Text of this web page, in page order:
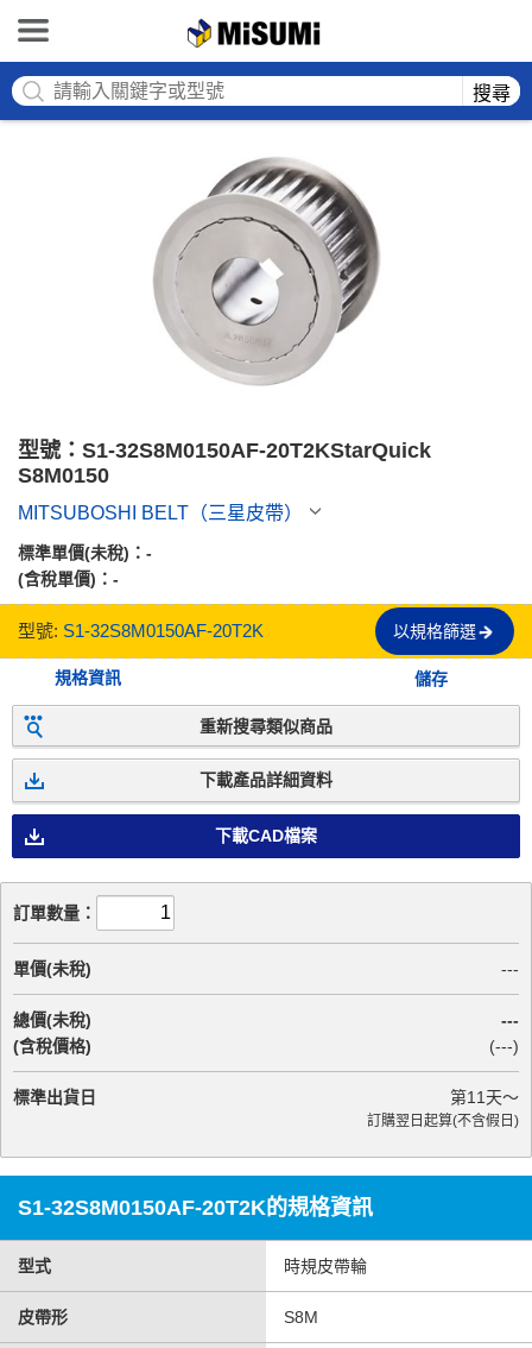
搜尋
型號：S1-32S8M0150AF-20T2KStarQuick
S8M0150
MITSUBOSHI BELT（三星皮帶）
標準單價(未稅)： -
(含稅單價)： -
型號: S1-32S8M0150AF-20T2K 以規格篩選
規格資訊 儲存
重新搜尋類似商品
下載產品詳細資料
下載CAD檔案
訂單數量：
單價(未稅) ---
總價(未稅)
(含稅價格)
---
(---)
標準出貨日 第11 天～
訂購翌日起算(不含假日)
S1-32S8M0150AF-20T2K的規格資訊
型式 時規皮帶輪
皮帶形 S8M